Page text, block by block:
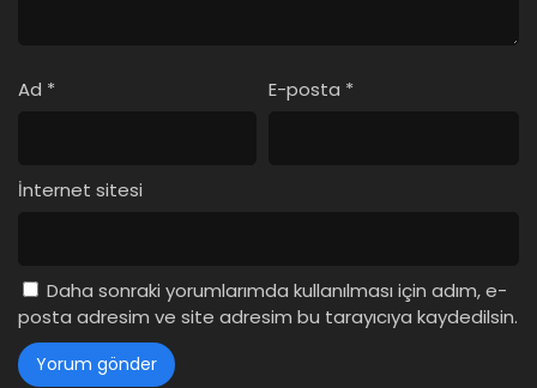
Ad * E-posta *
İnternet sitesi
Daha sonraki yorumlarımda kullanılması için adım, e-
posta adresim ve site adresim bu tarayıcıya kaydedilsin.